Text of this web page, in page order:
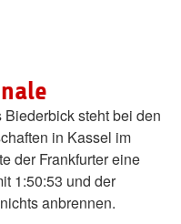
Biederbick steht bei den
in Kassel im
der Frankfurter eine
1:50:53 und der
anbrennen.